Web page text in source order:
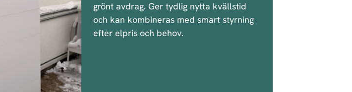
grönt avdrag. Ger tydlig nytta kvällstid
och kan kombineras med smart styrning
efter elpris och behov.